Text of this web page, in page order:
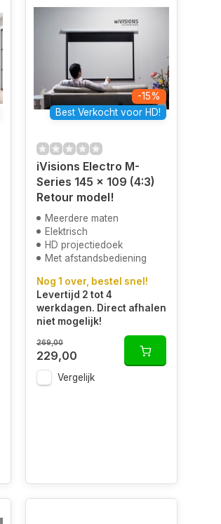
-15%
Best Verkocht voor HD!
iVisions Electro M-
Series 145 x 109 (4:3)
Retour model!
Meerdere maten
Elektrisch
HD projectiedoek
Met afstandsbediening
Nog 1 over, bestel snel!
Levertijd 2 tot 4
werkdagen. Direct afhalen
niet mogelijk!
269,00
229,00
Vergelijk